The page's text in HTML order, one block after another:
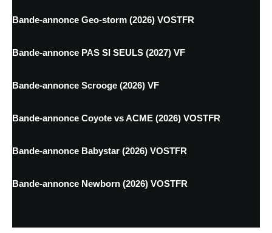
Bande-annonce Geo-storm (2026) VOSTFR
Bande-annonce PAS SI SEULS (2027) VF
Bande-annonce Scrooge (2026) VF
Bande-annonce Coyote vs ACME (2026) VOSTFR
Bande-annonce Babystar (2026) VOSTFR
Bande-annonce Newborn (2026) VOSTFR